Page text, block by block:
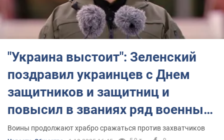
"Украина выстоит": Зеленский
поздравил украинцев с Днем
защитников и защитниц и
повысил в званиях ряд военных.
Видео
Воины продолжают храбро сражаться против захватчиков